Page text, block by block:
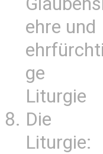
ehre und
ehrfürchti
ge
Liturgie
Die
Liturgie: